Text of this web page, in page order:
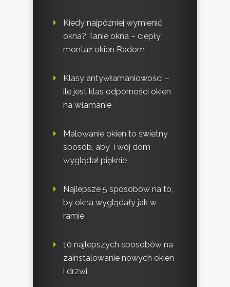
Kiedy najpóźniej wymienić
okna? Tanie okna – ciepły
montaż okien Radom
Klasy antywłamaniowości –
ile jest klas odporności okien
na włamanie
Malowanie okien to świetny
sposób, aby Twój dom
wyglądał pięknie
Najlepsze 5 sposobów na to,
by okna wyglądały jak w
ramie
10 najlepszych sposobów na
zainstalowanie nowych okien
i drzwi